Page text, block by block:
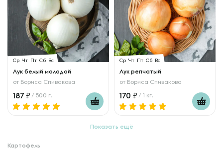
Ср Чт Пт Сб Вс
Лук белый молодой
от Бориса Спивакова
187 / 500 г.
Ср Чт Пт Сб Вс
Лук репчатый
от Бориса Спивакова
170 / 1 кг.
Показать ещё
Картофель